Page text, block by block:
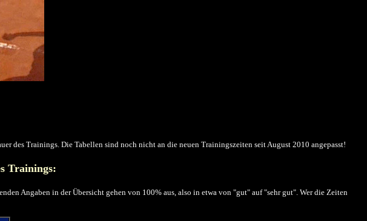
des Trainings. Die Tabellen sind noch nicht an die neuen Trainingszeiten seit August 2010 angepasst!
Trainings:
Angaben in der Übersicht gehen von 100% aus, also in etwa von "gut" auf "sehr gut". Wer die Zeiten